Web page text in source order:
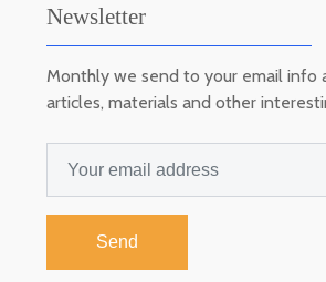
Newsletter
Monthly we send to your email info
articles, materials and other
Send